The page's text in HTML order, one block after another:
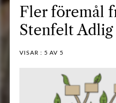
Fler föremål
Stenfelt Adlig
VISAR : 5 AV 5